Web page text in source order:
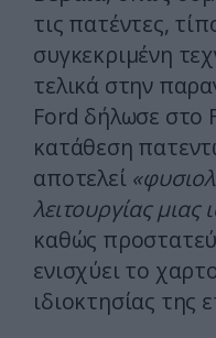
τις πατέντες,
συγκεκριμένη
τελικά στην
Ford δήλωσε στο
κατάθεση
αποτελεί
λειτουργίας μιας
καθώς
ενισχύει το
ιδιοκτησίας της